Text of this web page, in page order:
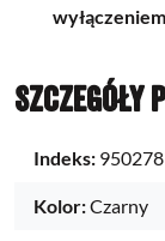
Indeks: 950278
Kolor:Czarny